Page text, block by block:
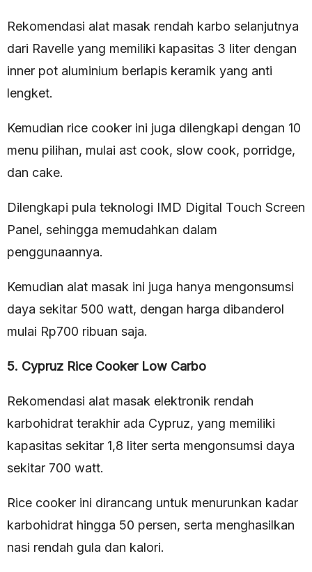
Rekomendasi alat masak rendah karbo selanjutnya
dari Ravelle yang memiliki kapasitas 3 liter dengan
inner pot aluminium berlapis keramik yang anti
lengket.
Kemudian rice cooker ini juga dilengkapi dengan 10
menu pilihan, mulai ast cook, slow cook, porridge,
dan cake.
Dilengkapi pula teknologi IMD Digital Touch Screen
Panel, sehingga memudahkan dalam
penggunaannya.
Kemudian alat masak ini juga hanya mengonsumsi
daya sekitar 500 watt, dengan harga dibanderol
mulai Rp700 ribuan saja.
5. Cypruz Rice Cooker Low Carbo
Rekomendasi alat masak elektronik rendah
karbohidrat terakhir ada Cypruz, yang memiliki
kapasitas sekitar 1,8 liter serta mengonsumsi daya
sekitar 700 watt.
Rice cooker ini dirancang untuk menurunkan kadar
karbohidrat hingga 50 persen, serta menghasilkan
nasi rendah gula dan kalori.